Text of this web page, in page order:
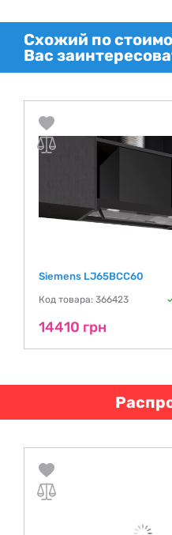
Схожий по
Вас
Siemens LJ65BCC60
Код товара: 366423
14410 грн